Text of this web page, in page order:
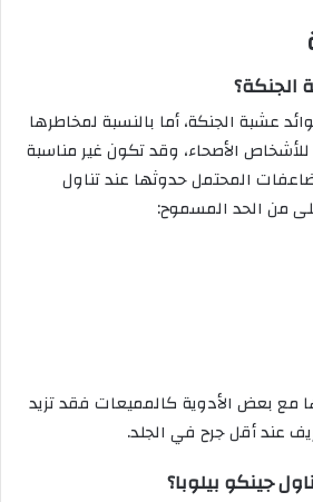
الجنكة؟
عشبة الجنكة، أما بالنسبة لمخاطرها
الأصحاء، وقد تكون غير مناسبة
المحتمل حدوثها عند تناول
من الحد المسموح:
مع بعض الأدوية كالمميعات فقد تزيد
عند أقل جرح في الجلد.
جينكو بيلوبا؟